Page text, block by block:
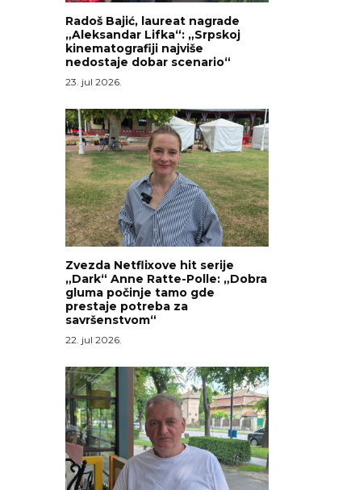
Radoš Bajić, laureat nagrade
„Aleksandar Lifka“: „Srpskoj
kinematografiji najviše
nedostaje dobar scenario“
23. jul 2026.
Zvezda Netflixove hit serije
„Dark“ Anne Ratte-Polle: „Dobra
gluma počinje tamo gde
prestaje potreba za
savršenstvom“
22. jul 2026.